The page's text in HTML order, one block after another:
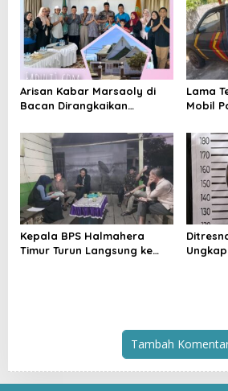
Arisan Kabar Marsaoly di
Bacan Dirangkaikan
Kesultanan Bacan
Lama
Mobil
Kepala BPS Halmahera
Timur Turun Langsung ke
Tambah